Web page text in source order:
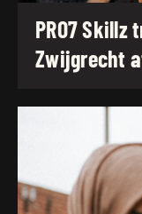
PRO7
Zwijgrecht